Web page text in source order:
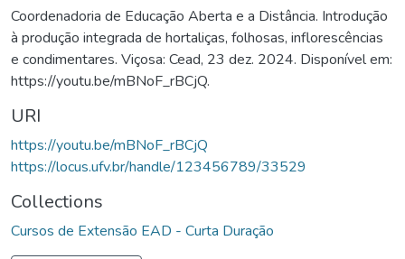
Coordenadoria de Educação Aberta e a Distância. Introdução
à produção integrada de hortaliças, folhosas, inflorescências
e condimentares. Viçosa: Cead, 23 dez. 2024. Disponível em:
https://youtu.be/mBNoF_rBCjQ.
URI
https://youtu.be/mBNoF_rBCjQ
https://locus.ufv.br/handle/123456789/33529
Collections
Cursos de Extensão EAD - Curta Duração